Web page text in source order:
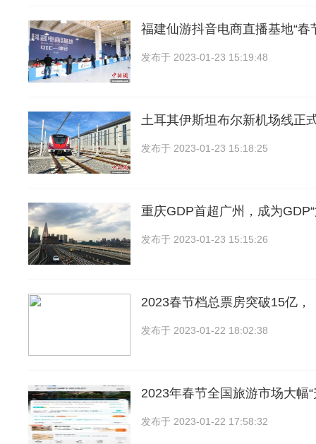
福建仙游抖音电商直播基地“春
发布于 2023-01-23 15:19:48
土耳其伊斯坦布尔新机场线正
发布于 2023-01-23 15:18:25
重庆GDP首超广州，成为
发布于 2023-01-23 15:15:26
2023春节档总票房突破15亿，
发布于 2023-01-22 18:02:38
2023年春节全国旅游市场大幅“
发布于 2023-01-22 17:58:32